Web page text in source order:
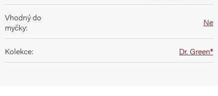
Vhodný do
myčky: Ne
Kolekce: Dr. Green®